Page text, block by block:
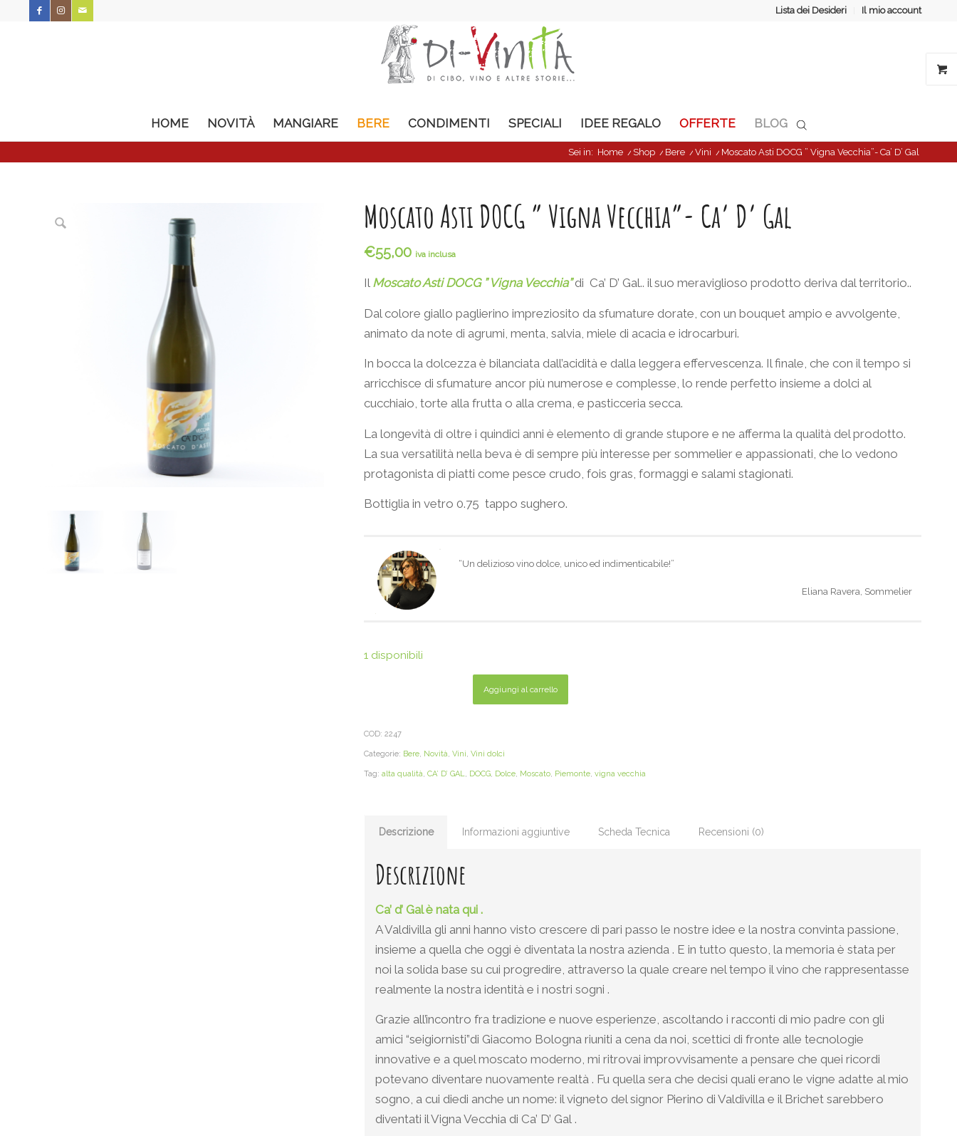
Lista dei Desideri Il mio account
HOME NOVITÀ MANGIARE BERE CONDIMENTI SPECIALI IDEE REGALO OFFERTE BLOG
Sei in: Home / Shop / Bere / Vini / Moscato Asti DOCG ” Vigna Vecchia”- Ca’ D’ Gal
Moscato Asti DOCG ” Vigna Vecchia”- Ca’ D’ Gal
€55,00 iva inclusa
Il Moscato Asti DOCG ” Vigna Vecchia”di Ca’ D’ Gal.. il suo meraviglioso prodotto deriva dal territorio..
Dal colore giallo paglierino impreziosito da sfumature dorate, con un bouquet ampio e avvolgente,
animato da note di agrumi, menta, salvia, miele di acacia e idrocarburi.
In bocca la dolcezza è bilanciata dall’acidità e dalla leggera effervescenza. Il finale, che con il tempo si
arricchisce di sfumature ancor più numerose e complesse, lo rende perfetto insieme a dolci al
cucchiaio, torte alla frutta o alla crema, e pasticceria secca.
La longevità di oltre i quindici anni è elemento di grande stupore e ne afferma la qualità del prodotto.
La sua versatilità nella beva è di sempre più interesse per sommelier e appassionati, che lo vedono
protagonista di piatti come pesce crudo, fois gras, formaggi e salami stagionati.
Bottiglia in vetro 0.75 tappo sughero.
“Un delizioso vino dolce, unico ed indimenticabile!”
Eliana Ravera, Sommelier
1 disponibili
Aggiungi al carrello
COD: 2247
Categorie: Bere, Novità, Vini, Vini dolci
Tag: alta qualità, CA’ D’ GAL, DOCG, Dolce, Moscato, Piemonte, vigna vecchia
Descrizione Informazioni aggiuntive Scheda Tecnica Recensioni (0)
Descrizione
Ca’ d’ Gal è nata qui .
A Valdivilla gli anni hanno visto crescere di pari passo le nostre idee e la nostra convinta passione,
insieme a quella che oggi è diventata la nostra azienda . E in tutto questo, la memoria è stata per
noi la solida base su cui progredire, attraverso la quale creare nel tempo il vino che rappresentasse
realmente la nostra identità e i nostri sogni .
Grazie all’incontro fra tradizione e nuove esperienze, ascoltando i racconti di mio padre con gli
amici “seigiornisti”di Giacomo Bologna riuniti a cena da noi, scettici di fronte alle tecnologie
innovative e a quel moscato moderno, mi ritrovai improvvisamente a pensare che quei ricordi
potevano diventare nuovamente realtà . Fu quella sera che decisi quali erano le vigne adatte al mio
sogno, a cui diedi anche un nome: il vigneto del signor Pierino di Valdivilla e il Brichet sarebbero
diventati il Vigna Vecchia di Ca’ D’ Gal .